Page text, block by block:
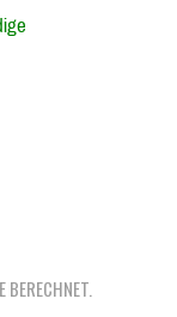
BERECHNET.